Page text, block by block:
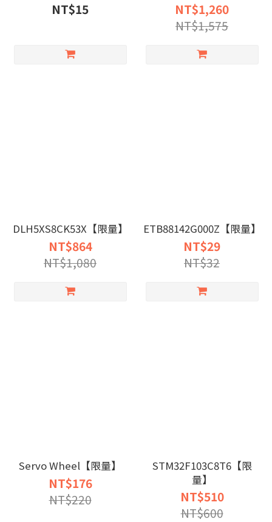
NT$15
NT$1,260
NT$1,575
DLH5XS8CK53X【限量】
NT$864
NT$1,080
ETB88142G000Z【限量】
NT$29
NT$32
Servo Wheel【限量】
NT$176
NT$220
STM32F103C8T6【限
量】
NT$510
NT$600